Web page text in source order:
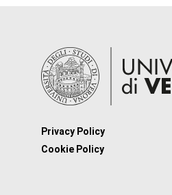
Privacy Policy
Cookie Policy